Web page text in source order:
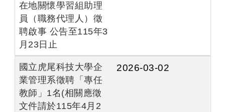
在地關懷學習組助理
員（職務代理人）徵
聘啟事 公告至115年3
月23日止
國立虎尾科技大學企
業管理系徵聘「專任
教師」1名(相關應徵
文件請於115年4月2
2026-03-02